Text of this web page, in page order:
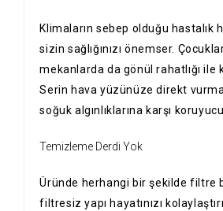
Klimaların sebep olduğu hastalık
sizin sağlığınızı önemser.
mekanlarda da gönül rahatlığı ile
Serin hava yüzünüze direkt
soğuk algınlıklarına karşı
Temizleme Derdi Yok
Üründe herhangi bir şekilde filtre
filtresiz yapı hayatınızı